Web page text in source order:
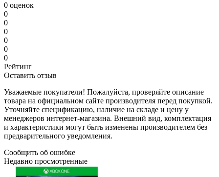
0 оценок
0
0
0
0
0
0
Рейтинг
Оставить отзыв
Уважаемые покупатели! Пожалуйста, проверяйте описание
товара на официальном сайте производителя перед покупкой.
Уточняйте спецификацию, наличие на складе и цену у
менеджеров интернет-магазина. Внешний вид, комплектация
и характеристики могут быть изменены производителем без
предварительного уведомления.
Сообщить об ошибке
Недавно просмотренные